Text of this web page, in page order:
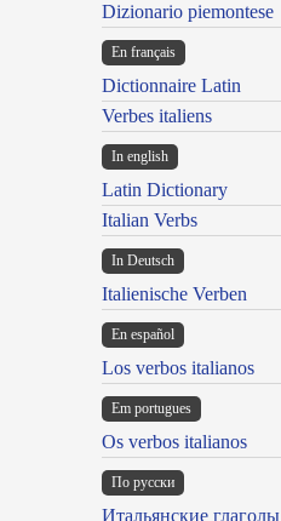
Dizionario piemontese
En français
Dictionnaire Latin
Verbes italiens
In english
Latin Dictionary
Italian Verbs
In Deutsch
Italienische Verben
En español
Los verbos italianos
Em portugues
Os verbos italianos
По русски
Итальянские глаголы